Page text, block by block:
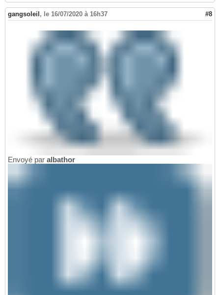
gangsoleil , le 16/07/2020 à 16h37 #8
Envoyé par albathor